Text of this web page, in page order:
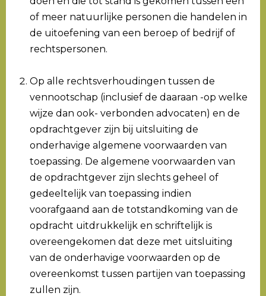
of meer natuurlijke personen die handelen in
de uitoefening van een beroep of bedrijf of
rechtspersonen.
Op alle rechtsverhoudingen tussen de
vennootschap (inclusief de daaraan -op welke
wijze dan ook- verbonden advocaten) en de
opdrachtgever zijn bij uitsluiting de
onderhavige algemene voorwaarden van
toepassing. De algemene voorwaarden van
de opdrachtgever zijn slechts geheel of
gedeeltelijk van toepassing indien
voorafgaand aan de totstandkoming van de
opdracht uitdrukkelijk en schriftelijk is
overeengekomen dat deze met uitsluiting
van de onderhavige voorwaarden op de
overeenkomst tussen partijen van toepassing
zullen zijn.